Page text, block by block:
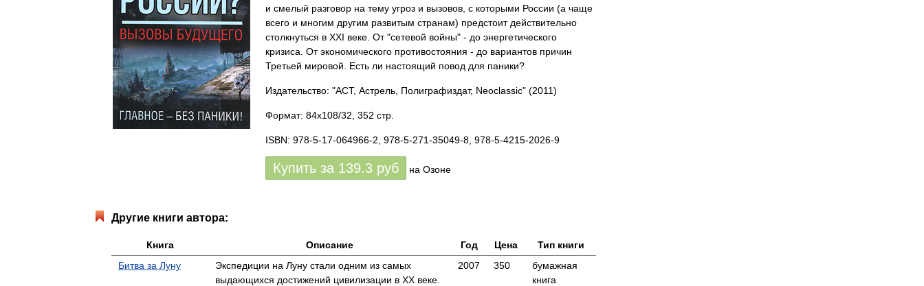
и смелый разговор на тему угроз и вызовов, с которыми России (а чаще
всего и многим другим развитым странам) предстоит действительно
столкнуться в XXI веке. От "сетевой войны" - до энергетического
кризиса. От экономического противостояния - до вариантов причин
Третьей мировой. Есть ли настоящий повод для паники?
Издательство: "АСТ, Астрель, Полиграфиздат, Neoclassic" (2011)
Формат: 84x108/32, 352 стр.
ISBN: 978-5-17-064966-2, 978-5-271-35049-8, 978-5-4215-2026-9
Купить за 139.3 руб на Озоне
Другие книги автора:
Книга Описание Год Цена
Тип книги
Битва за Луну
Экспедиции на Луну стали одним из самых
выдающихся достижений цивилизации в XX веке.
2007 350
бумажная
книга